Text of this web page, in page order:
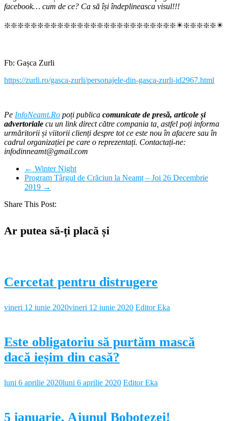
facebook… cum de ce? Ca să își îndeplineasca visul!!!
❇️❇️❇️❇️❇️❇️❇️❇️❇️❇️❇️❇️❇️❇️❇️❇️❇️❇️❇️❇️❇️❇️❇️❇️❇️❇️✴️❇️❇️❇️❇️❇️✴️
Fb: Gașca Zurli
https://zurli.ro/gasca-zurli/personajele-din-gasca-zurli-id2967.html
Pe InfoNeamt.Ro poți publica comunicate de presă, articole și
advertoriale cu un link direct către compania ta, astfel poți informa
urmăritorii și viitorii clienți despre tot ce este nou în afacere sau în
cadrul organizației pe care o reprezentați. Contactați-ne:
infodinneamt@gmail.com
← Winter Night
Program Târgul de Crăciun la Neamț – Joi 26 Decembrie
2019 →
Share This Post:
Ar putea să-ți placă și
Cercetat pentru distrugere
vineri 12 iunie 2020vineri 12 iunie 2020 Editor Eka
Este obligatoriu să purtăm mască
dacă ieșim din casă?
luni 6 aprilie 2020luni 6 aprilie 2020 Editor Eka
5 ianuarie, Ajunul Bobotezei!